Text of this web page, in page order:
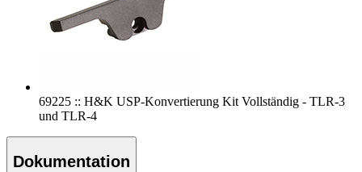
69225 :: H&K USP-Konvertierung Kit Vollständig - TLR-3
und TLR-4
Dokumentation